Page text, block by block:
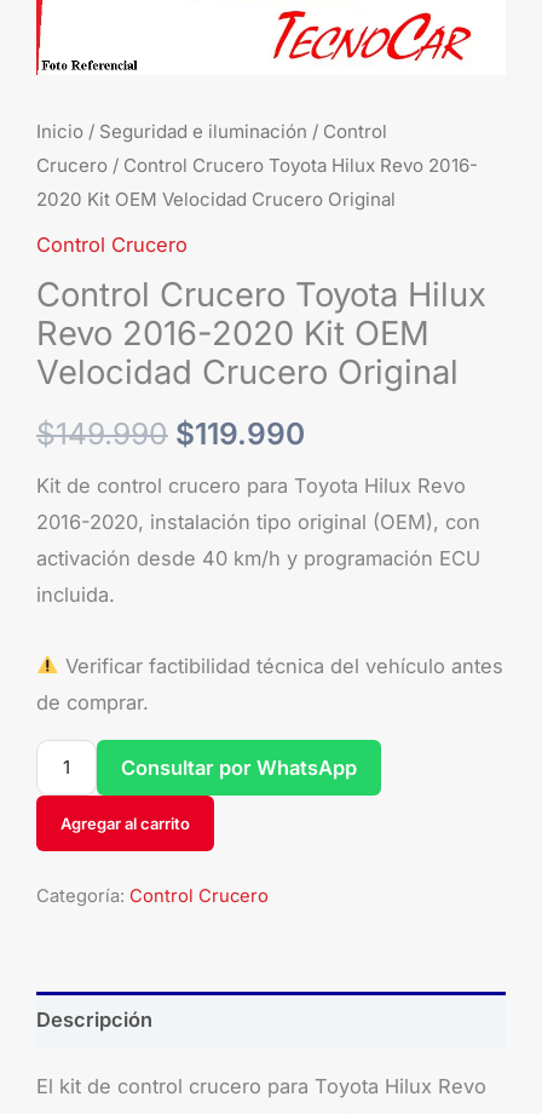
Inicio / Seguridad e iluminación / Control
Crucero / Control Crucero Toyota Hilux Revo 2016-
2020 Kit OEM Velocidad Crucero Original
Control Crucero
Control Crucero Toyota Hilux
Revo 2016-2020 Kit OEM
Velocidad Crucero Original
$149.990 $119.990
Kit de control crucero para Toyota Hilux Revo
2016-2020, instalación tipo original (OEM), con
activación desde 40 km/h y programación ECU
incluida.
Verificar factibilidad técnica del vehículo antes
de comprar.
Velocidad
Crucero
Agregar al carrito
Consultar por WhatsApp
Categoría: Control Crucero
Descripción
El kit de control crucero para Toyota Hilux Revo